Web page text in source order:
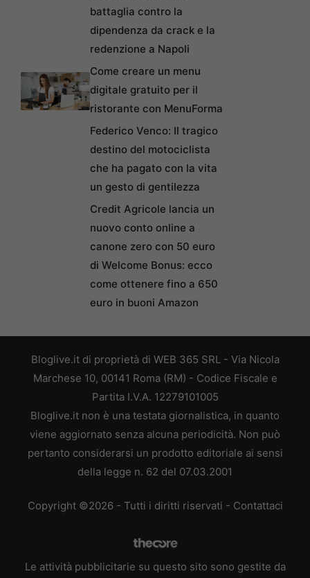
battaglia contro la
dipendenza da crack e la
redenzione a Napoli
Come creare un menu
digitale gratuito per il
ristorante con MenuForma
Federico Venco: Il tragico
destino del motociclista
che ha pagato con la vita
un gesto di gentilezza
Credit Agricole lancia un
nuovo conto online a
canone zero con 50 euro
di Welcome Bonus: ecco
come ottenere fino a 650
euro in buoni Amazon
Bloglive.it di proprietà di WEB 365 SRL - Via Nicola
Marchese 10, 00141 Roma (RM) - Codice Fiscale e
Partita I.V.A. 12279101005
Bloglive.it non è una testata giornalistica, in quanto
viene aggiornato senza alcuna periodicità. Non può
pertanto considerarsi un prodotto editoriale ai sensi
della legge n. 62 del 07.03.2001
Copyright ©2026 - Tutti i diritti riservati - Contattaci
Le attività pubblicitarie su questo sito sono gestite da